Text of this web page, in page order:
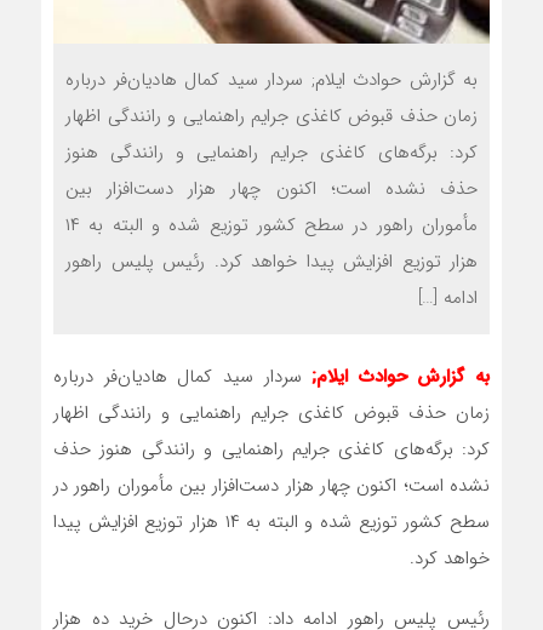
به گزارش حوادث ایلام; سردار سید کمال هادیان‌فر درباره
زمان حذف قبوض کاغذی جرایم راهنمایی و رانندگی اظهار
کرد: برگه‌های کاغذی جرایم راهنمایی و رانندگی هنوز
حذف نشده است؛ اکنون چهار هزار دست‌افزار بین
مأموران راهور در سطح کشور توزیع شده و البته به ۱۴
هزار توزیع افزایش پیدا خواهد کرد. رئیس پلیس راهور
ادامه […]
به گزارش حوادث ایلام; سردار سید کمال هادیان‌فر درباره
زمان حذف قبوض کاغذی جرایم راهنمایی و رانندگی اظهار
کرد: برگه‌های کاغذی جرایم راهنمایی و رانندگی هنوز حذف
نشده است؛ اکنون چهار هزار دست‌افزار بین مأموران راهور در
سطح کشور توزیع شده و البته به ۱۴ هزار توزیع افزایش پیدا
خواهد کرد.
رئیس پلیس راهور ادامه داد: اکنون درحال خرید ده هزار